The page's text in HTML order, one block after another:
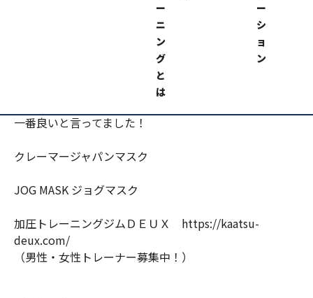
ー
ニ
ン
グ
と
は
ー
シ
ョ
ン
・普通のマスクより付けている感じがない！
・臭くなったら洗って干せば短時間で乾く！
・ランニング、トレーニング時に最適！
これは今までのマスクよりダントツ良い！
一番良いと言ってました！
クレーマージャパンマスク
JOG MASK ジョグマスク
加圧トレーニングジムＤＥＵＸ https://kaatsu-
deux.com/
（男性・女性トレーナー募集中！）